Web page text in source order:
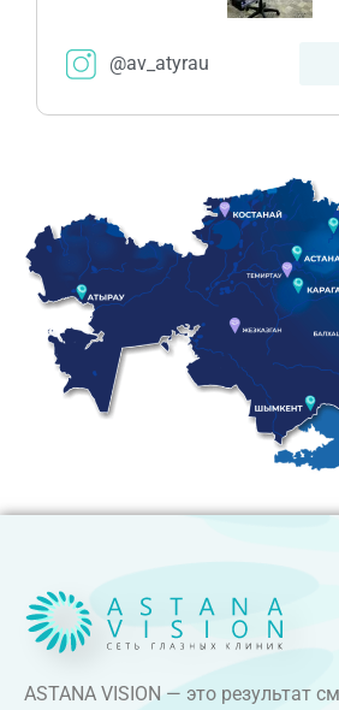
@av_atyrau
ASTANA VISION — это результат